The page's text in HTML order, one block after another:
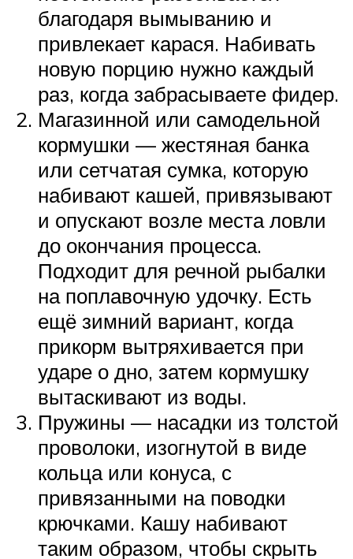
благодаря вымыванию и
привлекает карася. Набивать
новую порцию нужно каждый
раз, когда забрасываете фидер.
Магазинной или самодельной
кормушки — жестяная банка
или сетчатая сумка, которую
набивают кашей, привязывают
и опускают возле места ловли
до окончания процесса.
Подходит для речной рыбалки
на поплавочную удочку. Есть
ещё зимний вариант, когда
прикорм вытряхивается при
ударе о дно, затем кормушку
вытаскивают из воды.
Пружины — насадки из толстой
проволоки, изогнутой в виде
кольца или конуса, с
привязанными на поводки
крючками. Кашу набивают
таким образом, чтобы скрыть